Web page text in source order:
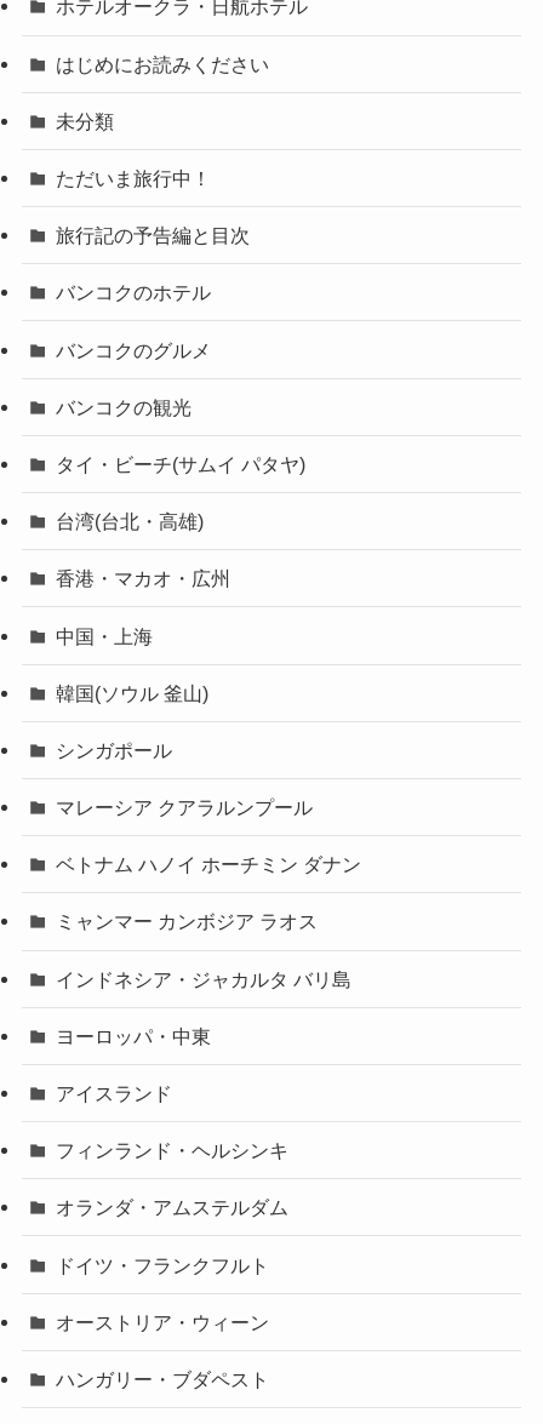
ホテルオークラ・日航ホテル
はじめにお読みください
未分類
ただいま旅行中！
旅行記の予告編と目次
バンコクのホテル
バンコクのグルメ
バンコクの観光
タイ・ビーチ(サムイ パタヤ)
台湾(台北・高雄)
香港・マカオ・広州
中国・上海
韓国(ソウル 釜山)
シンガポール
マレーシア クアラルンプール
ベトナム ハノイ ホーチミン ダナン
ミャンマー カンボジア ラオス
インドネシア・ジャカルタ バリ島
ヨーロッパ・中東
アイスランド
フィンランド・ヘルシンキ
オランダ・アムステルダム
ドイツ・フランクフルト
オーストリア・ウィーン
ハンガリー・ブダペスト